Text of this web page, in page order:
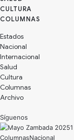
CULTURA
Estados
Nacional
Internacional
Salud
Cultura
Archivo
Síguenos
Nacional